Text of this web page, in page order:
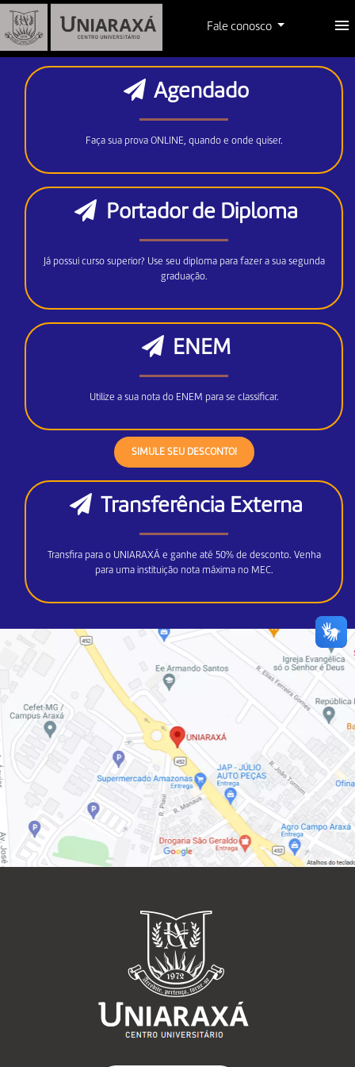
Fale conosco
FORMAS DE INGRESSO
Agendado
Faça sua prova ONLINE, quando e onde quiser.
Portador de Diploma
Já possui curso superior? Use seu diploma para fazer a sua segunda
graduação.
ENEM
Utilize a sua nota do ENEM para se classificar.
SIMULE SEU DESCONTO!
Transferência Externa
Transfira para o UNIARAXÁ e ganhe até 50% de desconto. Venha
para uma instituição nota máxima no MEC.